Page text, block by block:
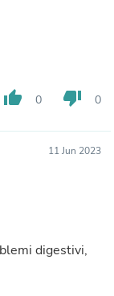
thumb_up 0 thumb_down 0
11 Jun 2023
digestivi,